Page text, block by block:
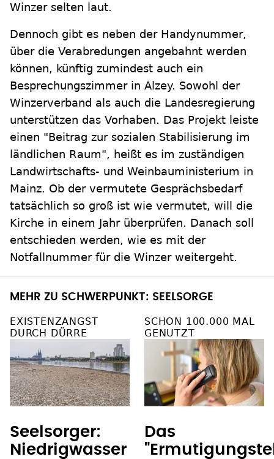
Winzer selten laut.
Dennoch gibt es neben der Handynummer,
über die Verabredungen angebahnt werden
können, künftig zumindest auch ein
Besprechungszimmer in Alzey. Sowohl der
Winzerverband als auch die Landesregierung
unterstützen das Vorhaben. Das Projekt leiste
einen "Beitrag zur sozialen Stabilisierung im
ländlichen Raum", heißt es im zuständigen
Landwirtschafts- und Weinbauministerium in
Mainz. Ob der vermutete Gesprächsbedarf
tatsächlich so groß ist wie vermutet, will die
Kirche in einem Jahr überprüfen. Danach soll
entschieden werden, wie es mit der
Notfallnummer für die Winzer weitergeht.
MEHR ZU SCHWERPUNKT: SEELSORGE
EXISTENZANGST
DURCH DÜRRE
Seelsorger:
Niedrigwasser
SCHON 100.000 MAL
GENUTZT
Das